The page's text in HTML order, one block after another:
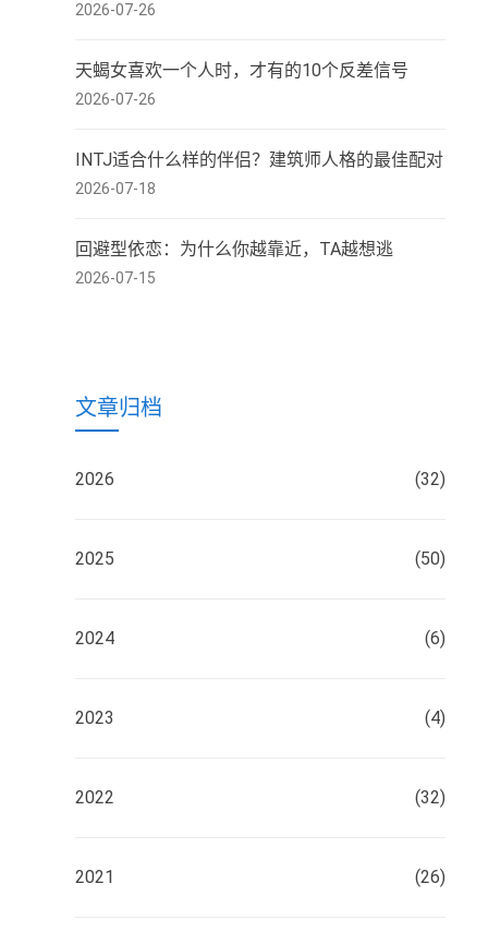
2026-07-26
天蝎女喜欢一个人时，才有的10个反差信号
2026-07-26
INTJ适合什么样的伴侣？建筑师人格的最佳配对
2026-07-18
回避型依恋：为什么你越靠近，TA越想逃
2026-07-15
文章归档
2026 (32)
2025 (50)
2024 (6)
2023 (4)
2022 (32)
2021 (26)